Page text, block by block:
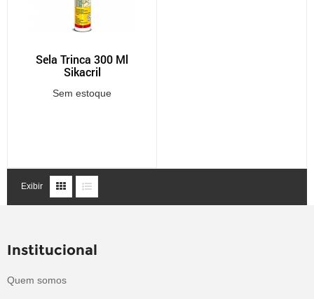
Sela Trinca 300 Ml
Sikacril
Sem estoque
Exibir
Institucional
Quem somos